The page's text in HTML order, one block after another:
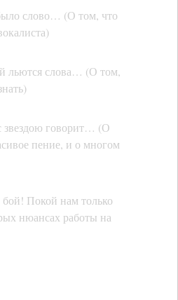
слово… (О том, что
льются слова… (О том,
звездою говорит… (О
пение, и о многом
Покой нам только
нюансах работы на